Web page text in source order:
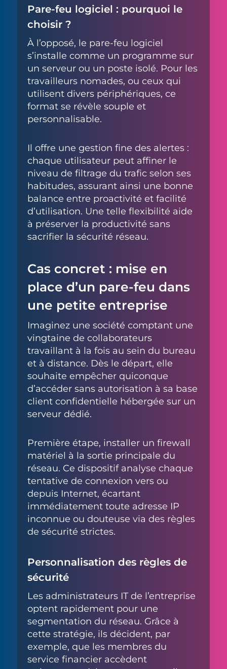
Pare-feu logiciel : pourquoi le
choisir ?
À l’opposé, le pare-feu logiciel
s’installe comme un programme sur
un serveur ou un poste isolé. Pour les
travailleurs nomades, ou ceux qui
utilisent divers périphériques, ce
format se révèle souple et
personnalisable.
Il offre une gestion fine des alertes :
chaque utilisateur peut affiner le
niveau de filtrage du trafic selon ses
habitudes, assurant ainsi une bonne
balance entre proactivité et facilité
d’utilisation. Une telle flexibilité aide
à préserver la productivité sans
sacrifier la sécurité réseau.
Cas concret : mise en
place d’un pare-feu dans
une petite entreprise
Imaginez une société comptant une
vingtaine de collaborateurs
travaillant à la fois au sein du bureau
et à distance. Dès le départ, elle
souhaite empêcher quiconque
d’accéder sans autorisation à sa base
client confidentielle hébergée sur un
serveur dédié.
Première étape, installer un firewall
matériel à la sortie principale du
réseau. Ce dispositif analyse chaque
tentative de connexion vers ou
depuis Internet, écartant
immédiatement toute adresse IP
inconnue ou douteuse via des règles
de sécurité strictes.
Personnalisation des règles de
sécurité
Les administrateurs IT de l’entreprise
optent rapidement pour une
segmentation du réseau. Grâce à
cette stratégie, ils décident, par
exemple, que les membres du
service financier accèdent